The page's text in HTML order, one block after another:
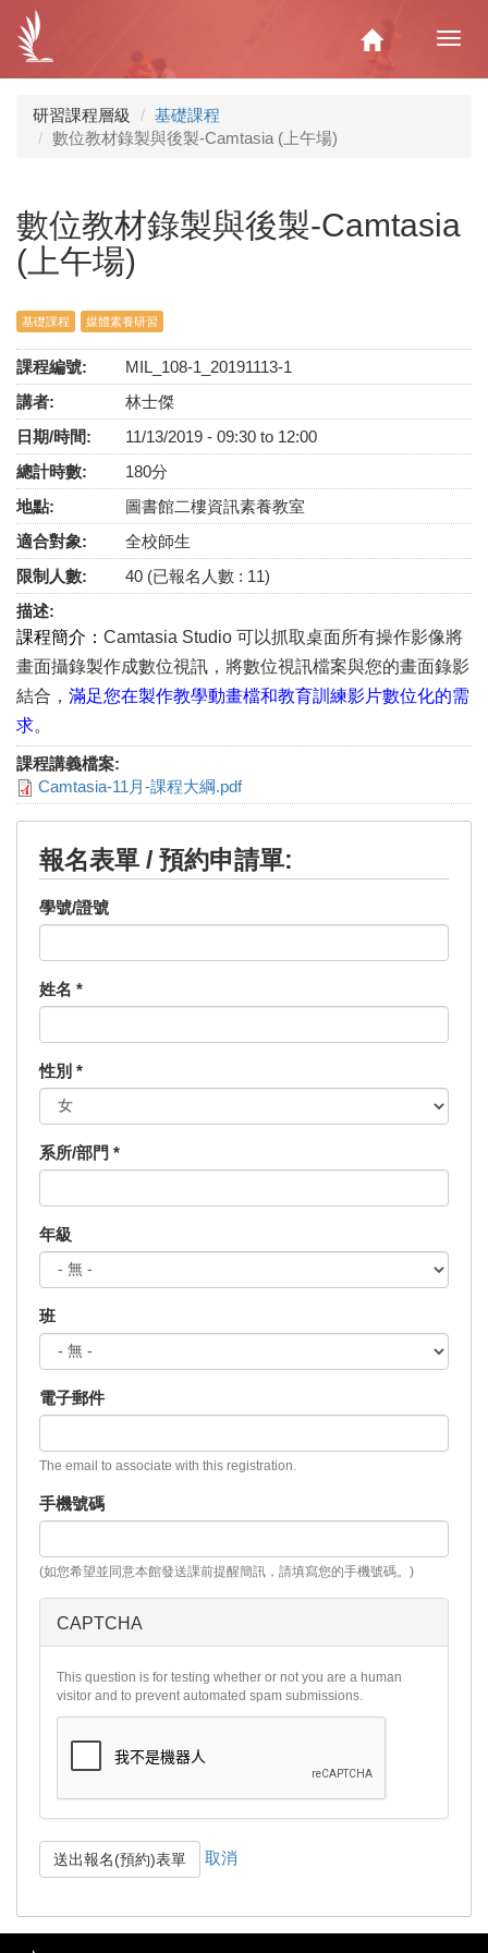
內
Home
研習課程層級
基礎課程
數位教材錄製與後製-Camtasia (上午場)
數位教材錄製與後製-Camtasia
(上午場)
基礎課程 媒體素養研習
課程編號:
MIL_108-1_20191113-1
講者:
林士傑
日期/時間:
11/13/2019 - 09:30 to 12:00
總計時數:
180分
地點:
圖書館二樓資訊素養教室
適合對象:
全校師生
限制人數:
40 (已報名人數 : 11)
描述:
課程簡介： Camtasia Studio 可以抓取桌面所有操作影像將
畫面攝錄製作成數位視訊，將數位視訊檔案與您的畫面錄影
結合， 滿足您在製作教學動畫檔和教育訓練影片數位化的需
求。
課程講義檔案:
Camtasia-11月-課程大綱.pdf
報名表單 / 預約申請單:
學號/證號
姓名 *
性別 *
系所/部門 *
年級
班
電子郵件
The email to associate with this registration.
手機號碼
(如您希望並同意本館發送課前提醒簡訊，請填寫您的手機號碼。)
CAPTCHA
This question is for testing whether or not you are a human
visitor and to prevent automated spam submissions.
送出報名(預約)表單 取消